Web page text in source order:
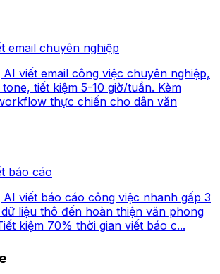
email chuyên nghiệp
viết email công việc chuyên nghiệp,
tiết kiệm 5-10 giờ/tuần. Kèm
thực chiến cho dân văn
báo cáo
viết báo cáo công việc nhanh gấp 3
liệu thô đến hoàn thiện văn phong
kiệm 70% thời gian viết báo c...